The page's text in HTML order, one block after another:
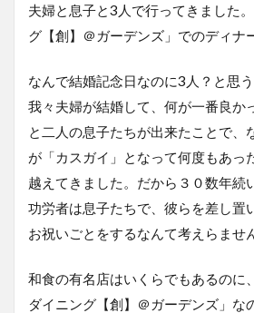
夫婦と息子と3人で行ってきました
グ【創】＠ガーデンズ」でのディナ
なんで結婚記念日なのに3人？と思
我々夫婦が結婚して、何が一番良か
と二人の息子たちが出来たことで、
が「カスガイ」となって何度もあっ
越えてきました。だから３０数年続
功労者は息子たちで、彼らを差し置
お祝いごとをするなんて考えらませ
和食の有名店はいくらでもあるのに
ダイニング【創】＠ガーデンズ」な